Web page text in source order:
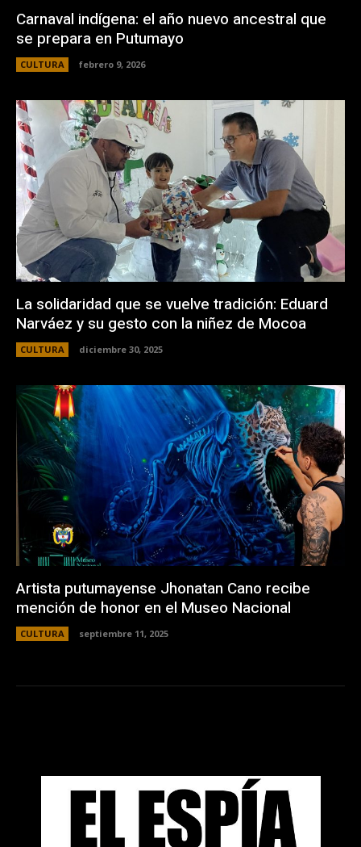
Carnaval indígena: el año nuevo ancestral que
se prepara en Putumayo
CULTURA febrero 9, 2026
La solidaridad que se vuelve tradición: Eduard
Narváez y su gesto con la niñez de Mocoa
CULTURA diciembre 30, 2025
Artista putumayense Jhonatan Cano recibe
mención de honor en el Museo Nacional
CULTURA septiembre 11, 2025